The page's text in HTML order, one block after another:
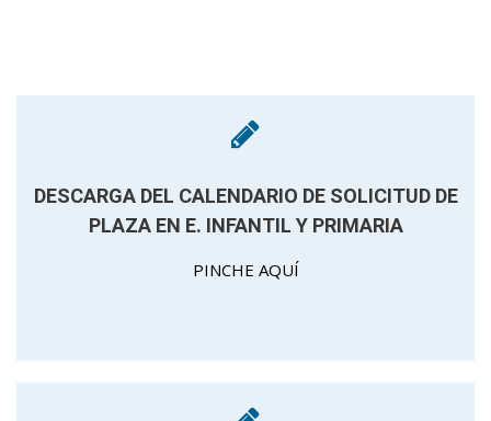
DESCARGA DEL CALENDARIO DE SOLICITUD DE
PLAZA EN E. INFANTIL Y PRIMARIA
PINCHE AQUÍ